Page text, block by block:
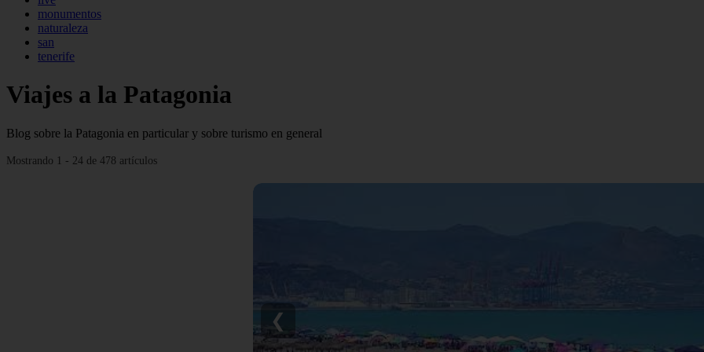
monumentos
naturaleza
san
tenerife
Viajes a la Patagonia
Blog sobre la Patagonia en particular y sobre turismo en general
Mostrando 1 - 24 de 478 artículos
❮